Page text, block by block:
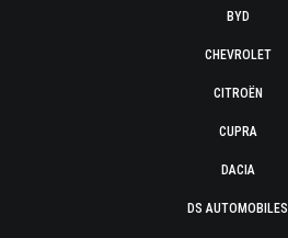
BYD
CHEVROLET
CITROËN
CUPRA
DACIA
DS AUTOMOBILES